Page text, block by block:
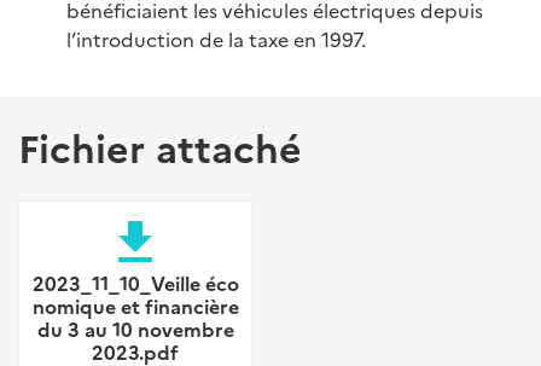
bénéficiaient les véhicules électriques depuis
l’introduction de la taxe en 1997.
Fichier attaché
file_download
2023_11_10_Veille éco
nomique et financière
du 3 au 10 novembre
2023.pdf